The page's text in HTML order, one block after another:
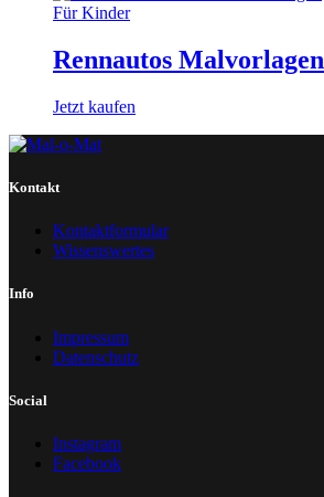
Für Kinder
Rennautos Malvorlagen
Jetzt kaufen
Kontakt
Kontaktformular
Wissenswertes
Info
Impressum
Datenschutz
Social
Instagram
Facebook